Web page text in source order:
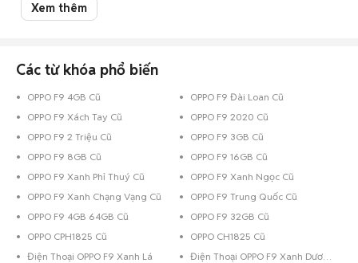
Chợ Tốt - Địa chỉ mua bán Oppo F9 cũ giá tốt nhất tại Đắk Lắk!
Xem thêm
Các từ khóa phổ biến
OPPO F9 4GB Cũ
OPPO F9 Đài Loan Cũ
OPPO F9 Xách Tay Cũ
OPPO F9 2020 Cũ
OPPO F9 2 Triệu Cũ
OPPO F9 3GB Cũ
OPPO F9 8GB Cũ
OPPO F9 16GB Cũ
OPPO F9 Xanh Phỉ Thuý Cũ
OPPO F9 Xanh Ngọc Cũ
OPPO F9 Xanh Chạng Vạng Cũ
OPPO F9 Trung Quốc Cũ
OPPO F9 4GB 64GB Cũ
OPPO F9 32GB Cũ
OPPO CPH1825 Cũ
OPPO CH1825 Cũ
Điện Thoại OPPO F9 Xanh Lá
Điện Thoại OPPO F9 Xanh Dương